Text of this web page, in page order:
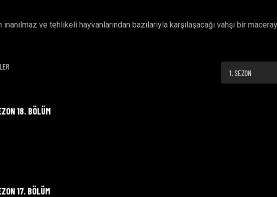
ve tehlikeli hayvanlarından bazılarıyla karşılaşacağı vahşi bir
1. SEZON
18. BÖLÜM
17. BÖLÜM